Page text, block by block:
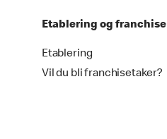
Etablering og franchise
Etablering
Vil du bli franchisetaker?